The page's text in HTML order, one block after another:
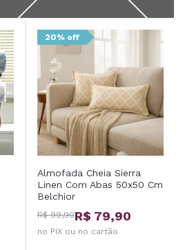
20% off
Almofada Cheia Sierra
Linen Com Abas 50x50 Cm
Belchior
R$ 99,90R$ 79,90
no PIX ou no cartão